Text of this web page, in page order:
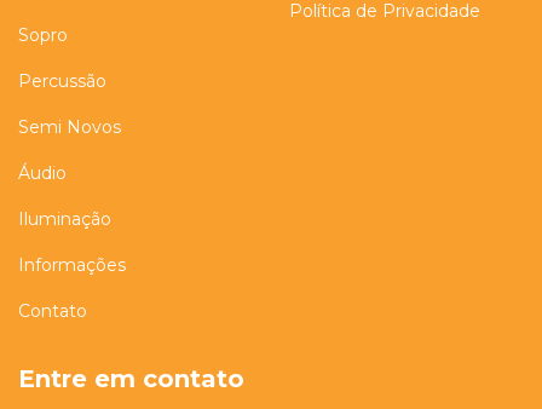
Sopro
Percussão
Semi Novos
Áudio
Iluminação
Informações
Contato
Política de Privacidade
Entre em contato